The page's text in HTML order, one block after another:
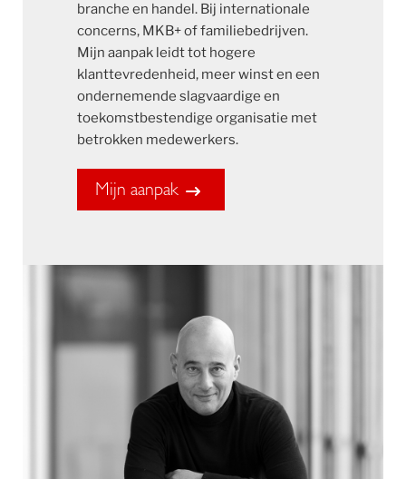
branche en handel. Bij internationale
concerns, MKB+ of familiebedrijven.
Mijn aanpak leidt tot hogere
klanttevredenheid, meer winst en een
ondernemende slagvaardige en
toekomstbestendige organisatie met
betrokken medewerkers.
Mijn aanpak